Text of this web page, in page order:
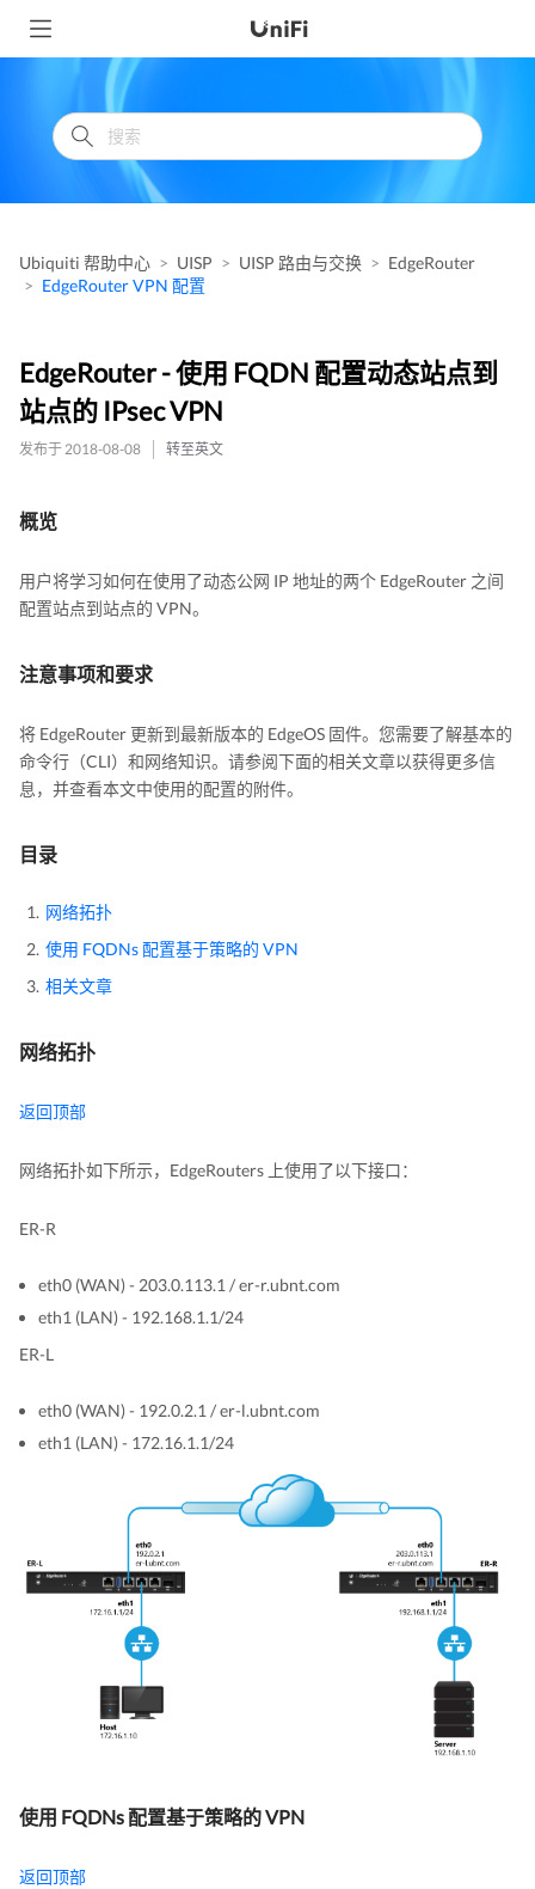
Ubiquiti 帮助中心 UISP UISP 路由与交换
EdgeRouter
EdgeRouter VPN 配置
EdgeRouter - 使用 FQDN 配置动态站点到
站点的 IPsec VPN
发布于 2018-08-08 转至英文
概览
用户将学习如何在使用了动态公网 IP 地址的两个 EdgeRouter 之间
配置站点到站点的 VPN。
注意事项和要求
将 EdgeRouter 更新到最新版本的 EdgeOS 固件。您需要了解基本的
命令行（CLI）和网络知识。请参阅下面的相关文章以获得更多信
息，并查看本文中使用的配置的附件。
目录
网络拓扑
使用 FQDNs 配置基于策略的 VPN
相关文章
网络拓扑
返回顶部
网络拓扑如下所示，EdgeRouters 上使用了以下接口：
ER-R
eth0 (WAN) - 203.0.113.1 / er-r.ubnt.com
eth1 (LAN) - 192.168.1.1/24
ER-L
eth0 (WAN) - 192.0.2.1 / er-l.ubnt.com
eth1 (LAN) - 172.16.1.1/24
使用 FQDNs 配置基于策略的 VPN
返回顶部